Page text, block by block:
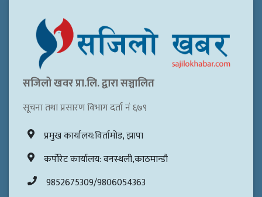
सजिलो खवर प्रा.लि. द्वारा सञ्चालित
सूचना तथा प्रसारण विभाग दर्ता नं ६७९
प्रमुख कार्यालय:विर्तामोड, झापा
कर्पोरेट कार्यालय: वनस्थली,काठमान्डौ
9852675309/9806054363